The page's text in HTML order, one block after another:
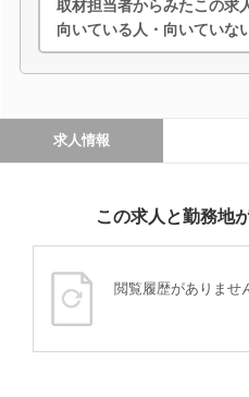
取材担当者からみたこの求
向いている人・向いていな
求人情報
この求人と勤務地
閲覧履歴がありませ